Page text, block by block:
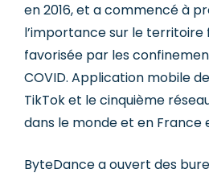
en 2016, et a commencé à
l’importance sur le territoire
favorisée par les
COVID. Application mobile
TikTok et le cinquième
dans le monde et en France
ByteDance a ouvert des